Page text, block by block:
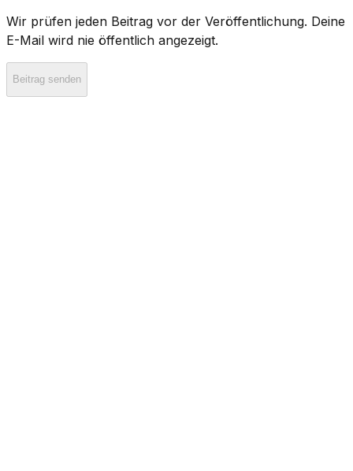
Wir prüfen jeden Beitrag vor der Veröffentlichung. Deine
E-Mail wird nie öffentlich angezeigt.
Beitrag senden